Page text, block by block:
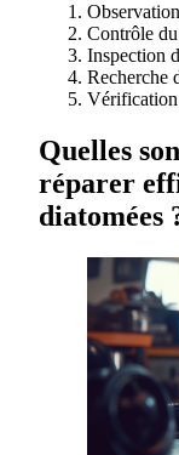
Contrôle
Inspection
Recherche
Vérification
Quelles
réparer
diatomées